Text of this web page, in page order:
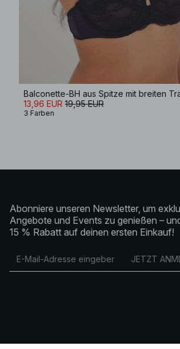
Balconette-BH aus Spitze mit breiten
13,96 EUR 19,95 EUR
3 Farben
Abonniere unseren Newsletter, um
Angebote und Events zu genießen –
15 % Rabatt auf deinen ersten Einkauf!
JETZT